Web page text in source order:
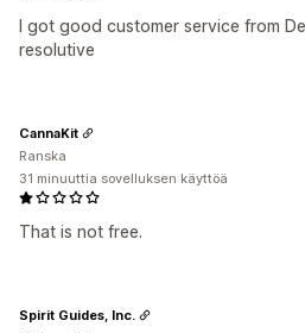
I got good customer service from
resolutive
That is not free.
CannaKit
Ranska
31 minuuttia sovelluksen käyttöä
Spirit Guides, Inc.